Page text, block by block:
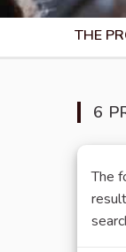
THE
6
The